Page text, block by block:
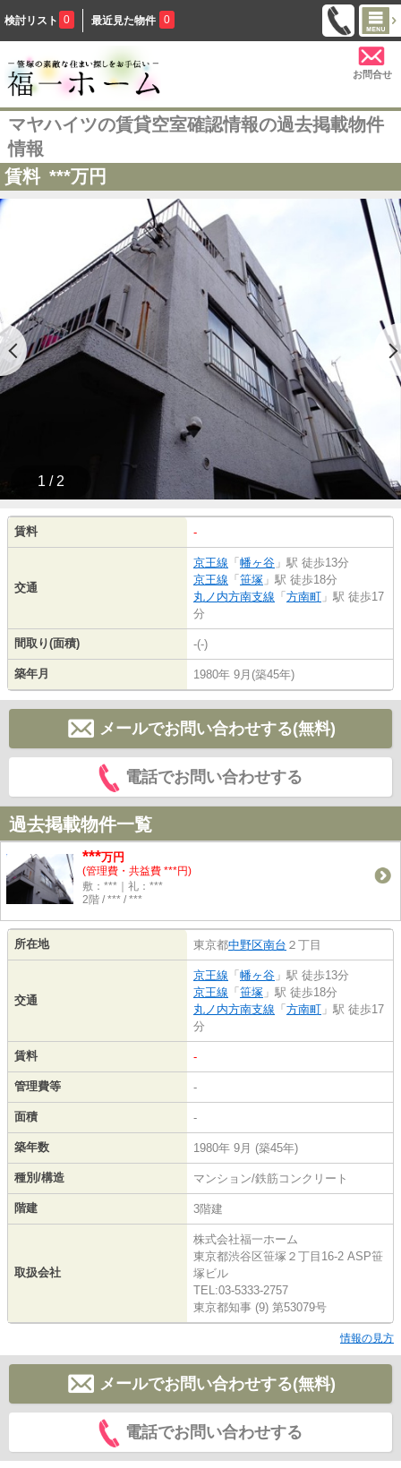
検討リスト 0 最近見た物件 0
お問合せ
マヤハイツの賃貸空室確認情報の過去掲載物件
情報
賃料 ***万円
1 / 2
賃料 -
交通
京王線 「 幡ヶ谷 」駅 徒歩13分
京王線 「 笹塚 」駅 徒歩18分
丸ノ内方南支線 「 方南町 」駅 徒歩17
分
間取り(面積) -(-)
築年月 1980年 9月(築45年)
メールでお問い合わせする(無料)
電話でお問い合わせする
過去掲載物件一覧
***万円
(管理費・共益費 ***円)
敷：***｜礼：***
2階 / *** / ***
所在地 東京都中野区南台 ２丁目
交通
京王線 「 幡ヶ谷 」駅 徒歩13分
京王線 「 笹塚 」駅 徒歩18分
丸ノ内方南支線 「 方南町 」駅 徒歩17
分
賃料 -
管理費等 -
面積 -
築年数 1980年 9月 (築45年)
種別/構造 マンション/鉄筋コンクリート
階建 3階建
取扱会社
株式会社福一ホーム
東京都渋谷区笹塚２丁目16-2 ASP笹
塚ビル
TEL:03-5333-2757
東京都知事 (9) 第53079号
情報の見方
メールでお問い合わせする(無料)
電話でお問い合わせする